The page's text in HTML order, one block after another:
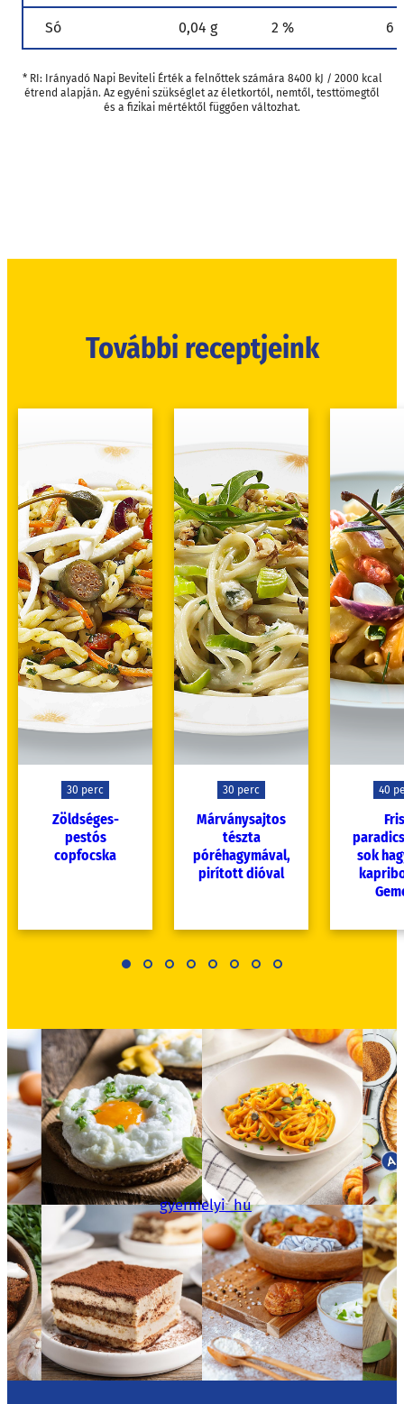
Só 0,04 g 2 % 6 g
* RI: Irányadó Napi Beviteli Érték a felnőttek számára 8400 kJ / 2000 kcal
étrend alapján. Az egyéni szükséglet az életkortól, nemtől, testtömegtől
és a fizikai mértéktől függően változhat.
További receptjeink
30 perc
Zöldséges-
pestós
copfocska
30 perc
Márványsajtos
tészta
póréhagymával,
pirított dióval
40
sok
gyermelyi_hu